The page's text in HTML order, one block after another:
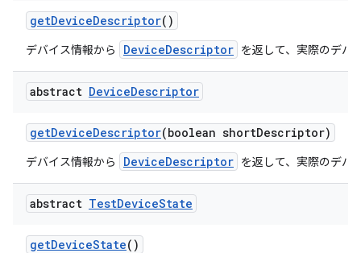
getDeviceDescriptor()
デバイス情報から DeviceDescriptor を返して、実際のデバ
abstract DeviceDescriptor
getDeviceDescriptor(boolean shortDescriptor)
デバイス情報から DeviceDescriptor を返して、実際のデバ
abstract TestDeviceState
getDeviceState()